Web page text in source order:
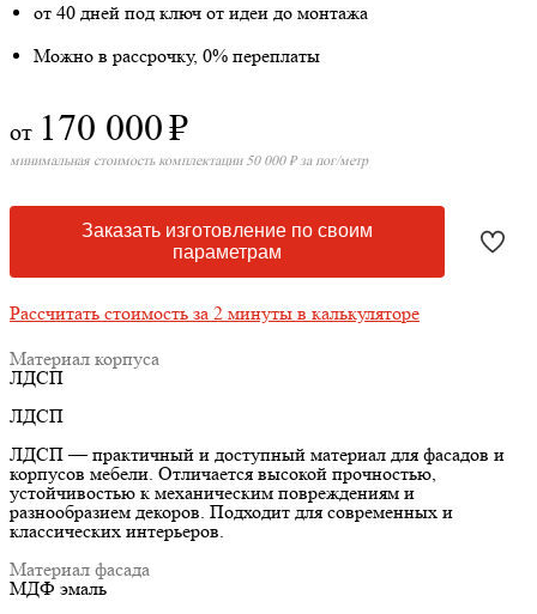
от 40 дней под ключ от идеи до монтажа
Можно в рассрочку, 0% переплаты
от 170 000₽
минимальная стоимость комплектации 50 000 ₽ за пог/метр
Заказать изготовление по своим
параметрам
Рассчитать стоимость за 2 минуты в калькуляторе
Материал корпуса
ЛДСП
ЛДСП
ЛДСП — практичный и доступный материал для фасадов и
корпусов мебели. Отличается высокой прочностью,
устойчивостью к механическим повреждениям и
разнообразием декоров. Подходит для современных и
классических интерьеров.
Материал фасада
МДФ эмаль